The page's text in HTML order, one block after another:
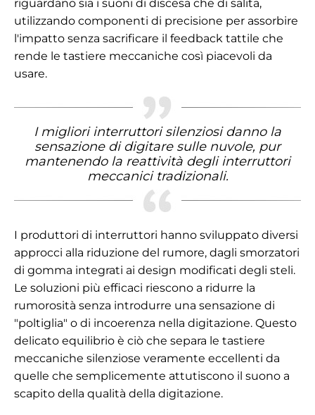
riguardano sia i suoni di discesa che di salita,
utilizzando componenti di precisione per assorbire
l'impatto senza sacrificare il feedback tattile che
rende le tastiere meccaniche così piacevoli da
usare.
I migliori interruttori silenziosi danno la
sensazione di digitare sulle nuvole, pur
mantenendo la reattività degli interruttori
meccanici tradizionali.
I produttori di interruttori hanno sviluppato diversi
approcci alla riduzione del rumore, dagli smorzatori
di gomma integrati ai design modificati degli steli.
Le soluzioni più efficaci riescono a ridurre la
rumorosità senza introdurre una sensazione di
"poltiglia" o di incoerenza nella digitazione. Questo
delicato equilibrio è ciò che separa le tastiere
meccaniche silenziose veramente eccellenti da
quelle che semplicemente attutiscono il suono a
scapito della qualità della digitazione.